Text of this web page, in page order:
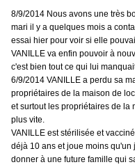
8/9/2014 Nous avons une très
mari il y a quelques mois a
essai hier pour voir si elle
VANILLE va enfin pouvoir à
c'est bien tout ce qui lui
6/9/2014 VANILLE a perdu sa
propriétaires de la maison de
et surtout les propriétaires de la
plus vite.
VANILLE est stérilisée et
déjà 10 ans et joue moins
donner à une future famille qui